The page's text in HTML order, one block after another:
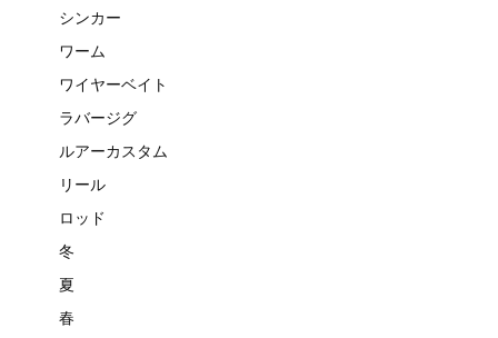
シンカー
ワーム
ワイヤーベイト
ラバージグ
ルアーカスタム
リール
ロッド
冬
夏
春